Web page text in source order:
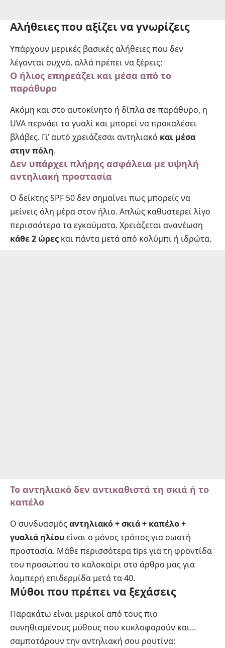
Αλήθειες που αξίζει να γνωρίζεις
Υπάρχουν μερικές βασικές αλήθειες που δεν
λέγονται συχνά, αλλά πρέπει να ξέρεις:
Ο ήλιος επηρεάζει και μέσα από το
παράθυρο
Ακόμη και στο αυτοκίνητο ή δίπλα σε παράθυρο, η
UVA περνάει το γυαλί και μπορεί να προκαλέσει
βλάβες. Γι’ αυτό χρειάζεσαι αντηλιακό και μέσα
στην πόλη.
Δεν υπάρχει πλήρης ασφάλεια με υψηλή
αντηλιακή προστασία
Ο δείκτης SPF 50 δεν σημαίνει πως μπορείς να
μείνεις όλη μέρα στον ήλιο. Απλώς καθυστερεί λίγο
περισσότερο τα εγκαύματα. Χρειάζεται ανανέωση
κάθε 2 ώρες και πάντα μετά από κολύμπι ή ιδρώτα.
Το αντηλιακό δεν αντικαθιστά τη σκιά ή το
καπέλο
Ο συνδυασμόςαντηλιακό + σκιά + καπέλο +
γυαλιά ηλίουείναι ο μόνος τρόπος για σωστή
προστασία. Μάθε περισσότερα tips για τη φροντίδα
του προσώπου το καλοκαίρι στο άρθρο μας για
λαμπερή επιδερμίδα μετά τα 40.
Μύθοι που πρέπει να ξεχάσεις
Παρακάτω είναι μερικοί από τους πιο
συνηθισμένους μύθους που κυκλοφορούν και…
σαμποτάρουν την αντηλιακή σου ρουτίνα: